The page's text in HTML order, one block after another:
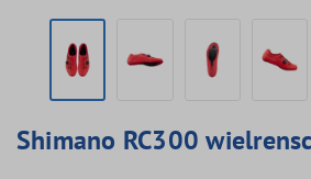
Shimano RC300